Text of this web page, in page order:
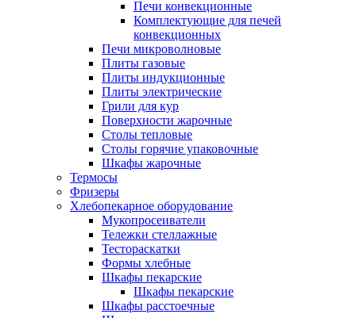
Печи конвекционные
Комплектующие для печей
конвекционных
Печи микроволновые
Плиты газовые
Плиты индукционные
Плиты электрические
Грили для кур
Поверхности жарочные
Столы тепловые
Столы горячие упаковочные
Шкафы жарочные
Термосы
Фризеры
Хлебопекарное оборудование
Мукопросеиватели
Тележки стеллажные
Тестораскатки
Формы хлебные
Шкафы пекарские
Шкафы пекарские
Шкафы расстоечные